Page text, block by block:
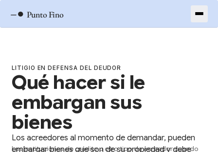
–● Punto Fino
LITIGIO EN DEFENSA DEL DEUDOR
Qué hacer si le
embargan sus
bienes
Los acreedores al momento de demandar, pueden
embargar bienes que son de su propiedad y debe
Las instituciones de crédito u otro tipo de acreedor cuando